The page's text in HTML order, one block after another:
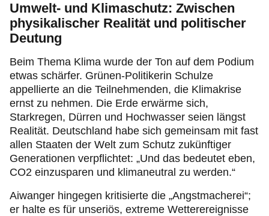
Umwelt- und Klimaschutz: Zwischen
physikalischer Realität und politischer
Deutung
Beim Thema Klima wurde der Ton auf dem Podium
etwas schärfer. Grünen-Politikerin Schulze
appellierte an die Teilnehmenden, die Klimakrise
ernst zu nehmen. Die Erde erwärme sich,
Starkregen, Dürren und Hochwasser seien längst
Realität. Deutschland habe sich gemeinsam mit fast
allen Staaten der Welt zum Schutz zukünftiger
Generationen verpflichtet: „Und das bedeutet eben,
CO2 einzusparen und klimaneutral zu werden.“
Aiwanger hingegen kritisierte die „Angstmacherei“;
er halte es für unseriös, extreme Wetterereignisse